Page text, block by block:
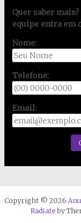
Quer saber
equipe entra em
Nome:
Telefone:
Email:
Copyright © 2026
Radiateby